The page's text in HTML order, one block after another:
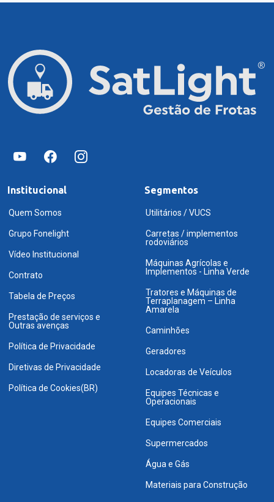
Institucional
Quem Somos
Grupo Fonelight
Vídeo Institucional
Contrato
Tabela de Preços
Prestação de serviços e
Outras avenças
Política de Privacidade
Diretivas de Privacidade
Política de Cookies(BR)
Segmentos
Utilitários / VUCS
Carretas / implementos
rodoviários
Máquinas Agrícolas e
Implementos - Linha Verde
Tratores e Máquinas de
Terraplanagem – Linha
Amarela
Caminhões
Geradores
Locadoras de Veículos
Equipes Técnicas e
Operacionais
Equipes Comerciais
Supermercados
Água e Gás
Materiais para Construção